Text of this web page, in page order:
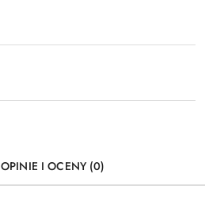
OPINIE I OCENY (0)